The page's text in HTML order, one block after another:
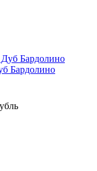
Бардолино